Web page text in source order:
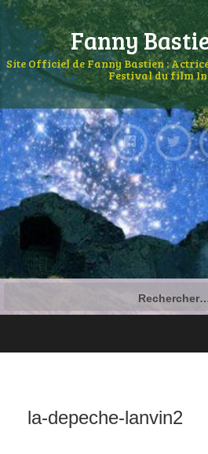
Fanny
Site Officiel de Fanny Bastien :
Festival du film
la-depeche-lanvin2